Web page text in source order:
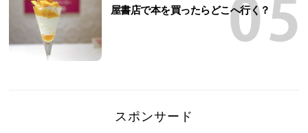
屋書店で本を買ったらどこへ行く？
スポンサード